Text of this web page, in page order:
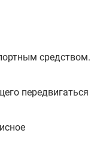
средством.
передвигаться